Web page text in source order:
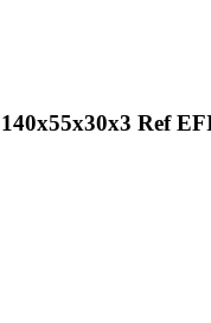
Ref